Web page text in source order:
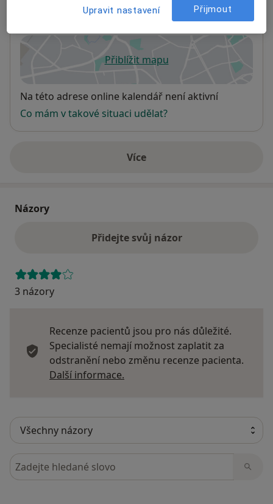
Bydliště dle záznamu v rejstříku:
Praha140 00
Přiblížit mapuse otevře v nové záložce
Dostupnost
Na této adrese online kalendář není aktivní
Co mám v takové situaci udělat?
Víceo adrese
Názory
Přidejte svůj názor
3 názory
Recenze pacientů jsou pro nás důležité.
Specialisté nemají možnost zaplatit za
odstranění nebo změnu recenze pacienta.
Další informace.
Hledejte v názorech
Upravit nastavení Přijmout